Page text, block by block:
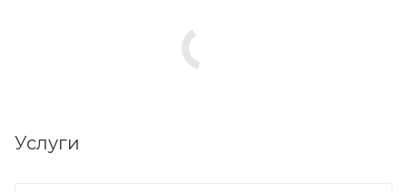
Услуги